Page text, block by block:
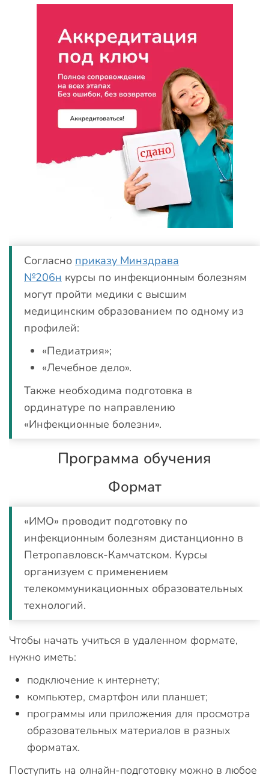
Согласно приказу Минздрава
№206н курсы по инфекционным болезням
могут пройти медики с высшим
медицинским образованием по одному из
профилей:
«Педиатрия»;
«Лечебное дело».
Также необходима подготовка в
ординатуре по направлению
«Инфекционные болезни».
Программа обучения
Формат
«ИМО» проводит подготовку по
инфекционным болезням дистанционно в
Петропавловск-Камчатском. Курсы
организуем с применением
телекоммуникационных образовательных
технологий.
Чтобы начать учиться в удаленном формате,
нужно иметь:
подключение к интернету;
компьютер, смартфон или планшет;
программы или приложения для просмотра
образовательных материалов в разных
форматах.
Поступить на олнайн-подготовку можно в любое